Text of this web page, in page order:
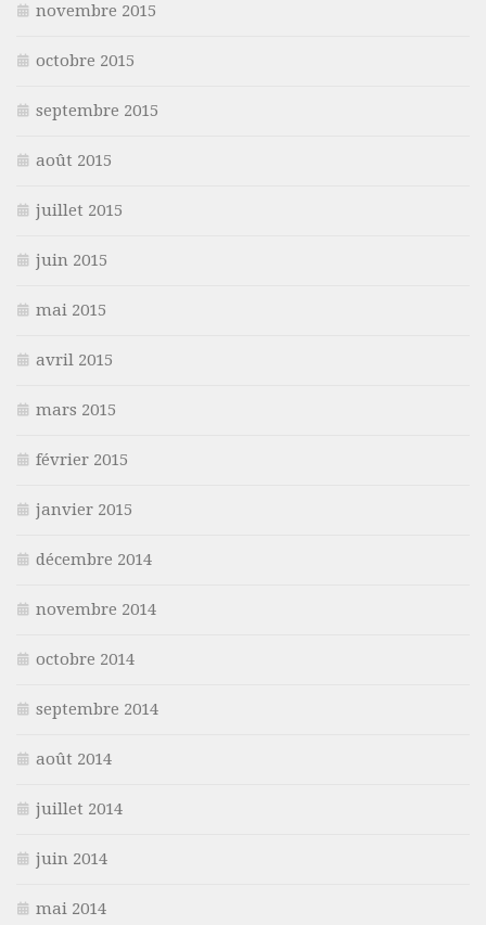
novembre 2015
octobre 2015
septembre 2015
août 2015
juillet 2015
juin 2015
mai 2015
avril 2015
mars 2015
février 2015
janvier 2015
décembre 2014
novembre 2014
octobre 2014
septembre 2014
août 2014
juillet 2014
juin 2014
mai 2014